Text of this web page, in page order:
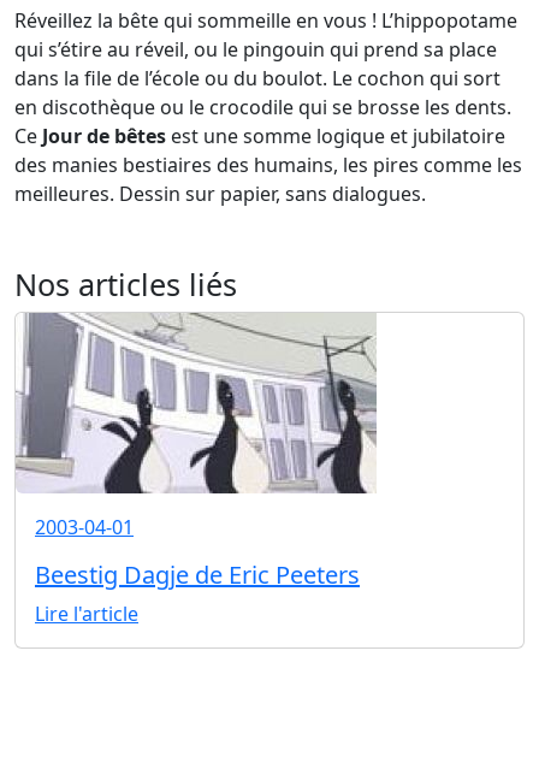
Réveillez la bête qui sommeille en vous ! L’hippopotame
qui s’étire au réveil, ou le pingouin qui prend sa place
dans la file de l’école ou du boulot. Le cochon qui sort
en discothèque ou le crocodile qui se brosse les dents.
Ce Jour de bêtes est une somme logique et jubilatoire
des manies bestiaires des humains, les pires comme les
meilleures. Dessin sur papier, sans dialogues.
Nos articles liés
2003-04-01
Beestig Dagje de Eric Peeters
Lire l'article